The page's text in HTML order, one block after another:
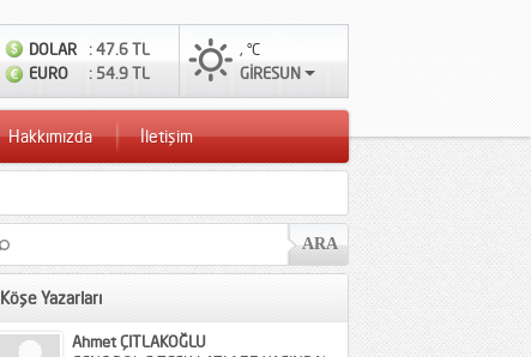
DOLAR
: 47.6 TL
EURO
: 54.9 TL
, °C
GİRESUN
Hakkımızda İletişim
Köşe Yazarları
Ahmet ÇITLAKOĞLU